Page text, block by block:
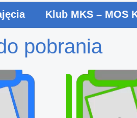
Klub MKS – MOS
pobrania